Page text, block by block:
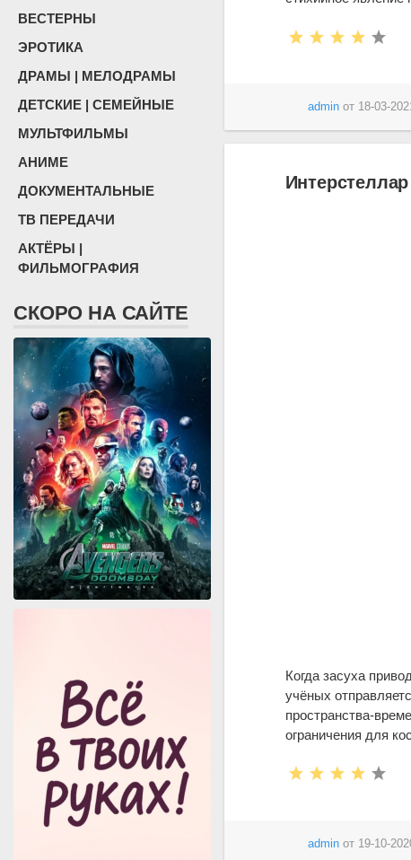
ВЕСТЕРНЫ
ЭРОТИКА
ДРАМЫ | МЕЛОДРАМЫ
ДЕТСКИЕ | СЕМЕЙНЫЕ
МУЛЬТФИЛЬМЫ
АНИМЕ
ДОКУМЕНТАЛЬНЫЕ
ТВ ПЕРЕДАЧИ
АКТЁРЫ |
ФИЛЬМОГРАФИЯ
СКОРО НА САЙТЕ
adminот 18-03-
Когда засуха
учёных
пространства-
ограничения для
adminот 19-10-